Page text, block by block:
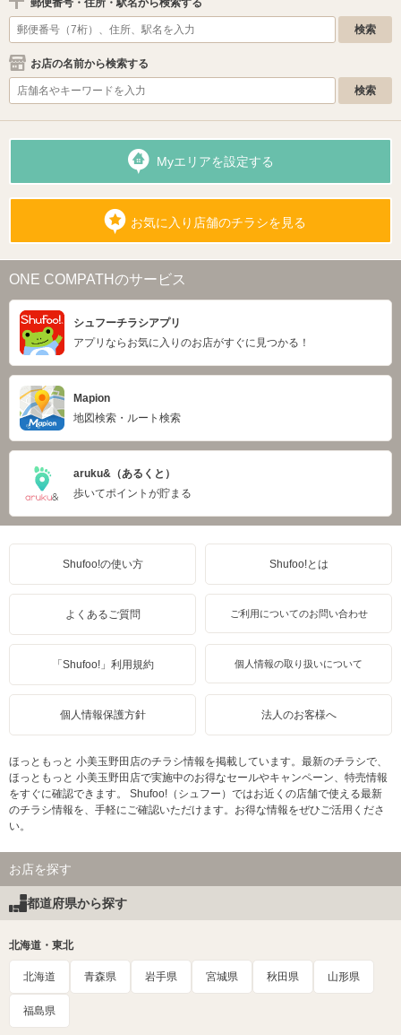
郵便番号・住所・駅名から検索する
お店の名前から検索する
Myエリアを設定する
お気に入り店舗のチラシを見る
ONE COMPATHのサービス
シュフーチラシアプリ
アプリならお気に入りのお店がすぐに見つかる！
Mapion
地図検索・ルート検索
aruku&（あるくと）
歩いてポイントが貯まる
Shufoo!の使い方 Shufoo!とは
よくあるご質問 ご利用についてのお問い合わせ
「Shufoo!」利用規約 個人情報の取り扱いについて
個人情報保護方針 法人のお客様へ
ほっともっと 小美玉野田店のチラシ情報を掲載しています。最新のチラシで、
ほっともっと 小美玉野田店で実施中のお得なセールやキャンペーン、特売情報
をすぐに確認できます。 Shufoo!（シュフー）ではお近くの店舗で使える最新
のチラシ情報を、手軽にご確認いただけます。お得な情報をぜひご活用くださ
い。
お店を探す
都道府県から探す
北海道・東北
北海道 青森県 岩手県 宮城県 秋田県 山形県
福島県